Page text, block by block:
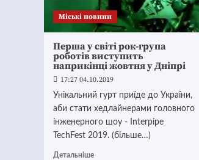
Mіські новини
Перша у світі рок-група
роботів виступить
наприкінці жовтня у Дніпрі
17:27 04.10.2019
Унікальний гурт приїде до України,
аби стати хедлайнерами головного
інженерного шоу - Interpipe
TechFest 2019. (більше…)
Детальніше